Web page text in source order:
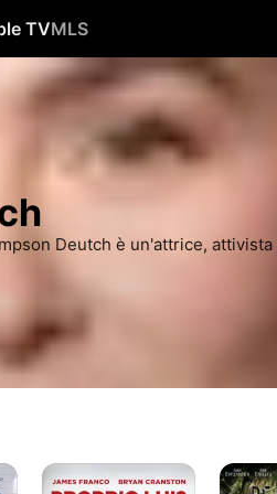
TVMLS
Deutch è un'attrice, attivista
Proprio
Lui?